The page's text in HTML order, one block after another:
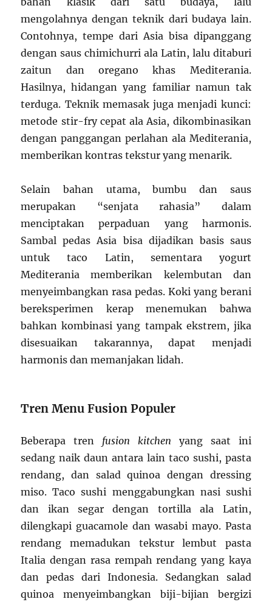
mengolahnya dengan teknik dari budaya lain.
Contohnya, tempe dari Asia bisa dipanggang
dengan saus chimichurri ala Latin, lalu ditaburi
zaitun dan oregano khas Mediterania.
Hasilnya, hidangan yang familiar namun tak
terduga. Teknik memasak juga menjadi kunci:
metode stir-fry cepat ala Asia, dikombinasikan
dengan panggangan perlahan ala Mediterania,
memberikan kontras tekstur yang menarik.
Selain bahan utama, bumbu dan saus
merupakan “senjata rahasia” dalam
menciptakan perpaduan yang harmonis.
Sambal pedas Asia bisa dijadikan basis saus
untuk taco Latin, sementara yogurt
Mediterania memberikan kelembutan dan
menyeimbangkan rasa pedas. Koki yang berani
bereksperimen kerap menemukan bahwa
bahkan kombinasi yang tampak ekstrem, jika
disesuaikan takarannya, dapat menjadi
harmonis dan memanjakan lidah.
Tren Menu Fusion Populer
Beberapa tren fusion kitchen yang saat ini
sedang naik daun antara lain taco sushi, pasta
rendang, dan salad quinoa dengan dressing
miso. Taco sushi menggabungkan nasi sushi
dan ikan segar dengan tortilla ala Latin,
dilengkapi guacamole dan wasabi mayo. Pasta
rendang memadukan tekstur lembut pasta
Italia dengan rasa rempah rendang yang kaya
dan pedas dari Indonesia. Sedangkan salad
quinoa menyeimbangkan biji-bijian bergizi